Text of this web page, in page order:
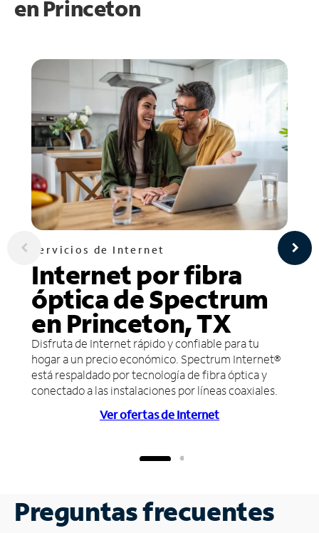
en Princeton
Servicios de Internet
Internet por fibra
óptica de Spectrum
en Princeton, TX
Disfruta de Internet rápido y confiable para tu
hogar a un precio económico. Spectrum Internet®
está respaldado por tecnología de fibra óptica y
conectado a las instalaciones por líneas coaxiales.
Ver ofertas de Internet
Preguntas frecuentes